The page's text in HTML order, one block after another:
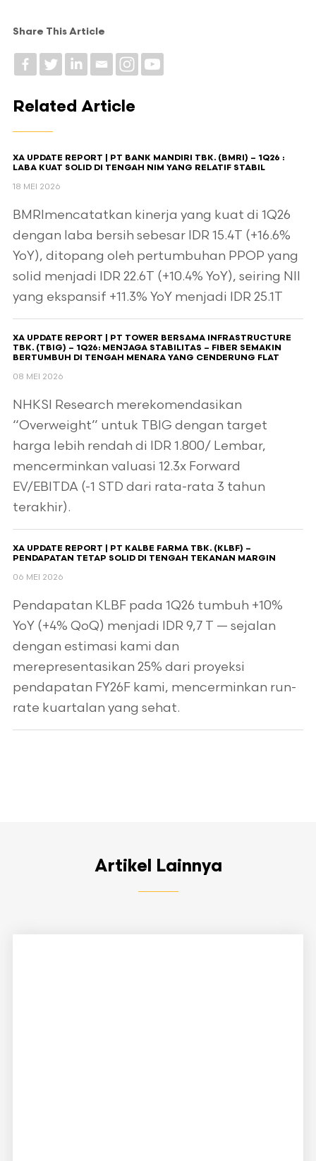
Share This Article
Related Article
XA UPDATE REPORT | PT BANK MANDIRI TBK. (BMRI) – 1Q26 :
LABA KUAT SOLID DI TENGAH NIM YANG RELATIF STABIL
18 MEI 2026
BMRImencatatkan kinerja yang kuat di 1Q26
dengan laba bersih sebesar IDR 15.4T (+16.6%
YoY), ditopang oleh pertumbuhan PPOP yang
solid menjadi IDR 22.6T (+10.4% YoY), seiring NII
yang ekspansif +11.3% YoY menjadi IDR 25.1T
XA UPDATE REPORT | PT TOWER BERSAMA INFRASTRUCTURE
TBK. (TBIG) – 1Q26: MENJAGA STABILITAS – FIBER SEMAKIN
BERTUMBUH DI TENGAH MENARA YANG CENDERUNG FLAT
08 MEI 2026
NHKSI Research merekomendasikan
“Overweight” untuk TBIG dengan target
harga lebih rendah di IDR 1.800/ Lembar,
mencerminkan valuasi 12.3x Forward
EV/EBITDA (-1 STD dari rata-rata 3 tahun
terakhir).
XA UPDATE REPORT | PT KALBE FARMA TBK. (KLBF) –
PENDAPATAN TETAP SOLID DI TENGAH TEKANAN MARGIN
06 MEI 2026
Pendapatan KLBF pada 1Q26 tumbuh +10%
YoY (+4% QoQ) menjadi IDR 9,7 T — sejalan
dengan estimasi kami dan
merepresentasikan 25% dari proyeksi
pendapatan FY26F kami, mencerminkan run-
rate kuartalan yang sehat.
Artikel Lainnya